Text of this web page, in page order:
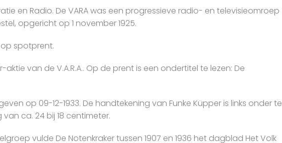
en Radio. De VARA was een progressieve radio- en televisieomroep
opgericht op 1 november 1925.
spotprent.
van de V.A.R.A.. Op de prent is een ondertitel te lezen: De
op 09-12-1933. De handtekening van Funke Küpper is links onder te
ca. 24 bij 18 centimeter.
vulde De Notenkraker tussen 1907 en 1936 het dagblad Het Volk